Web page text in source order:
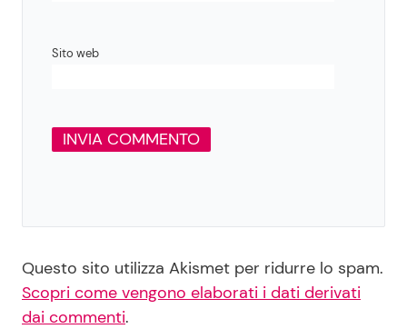
Sito web
Questo sito utilizza Akismet per ridurre lo spam.
Scopri come vengono elaborati i dati derivati
dai commenti.